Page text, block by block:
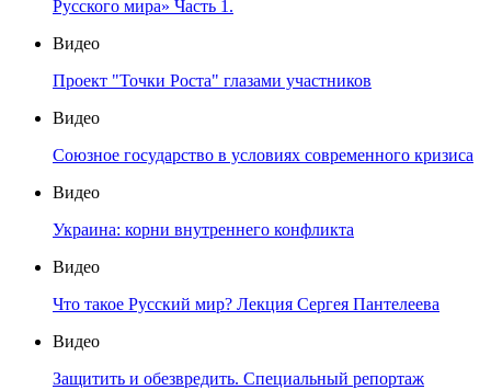
Русского мира» Часть 1.
Видео
Проект "Точки Роста" глазами участников
Видео
Союзное государство в условиях современного кризиса
Видео
Украина: корни внутреннего конфликта
Видео
Что такое Русский мир? Лекция Сергея Пантелеева
Видео
Защитить и обезвредить. Специальный репортаж